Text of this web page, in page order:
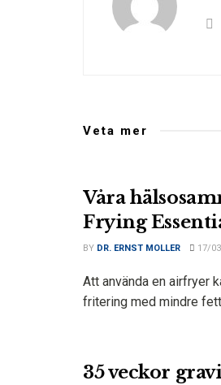
Veta mer
Våra
Frying
BY DR. ERNST MOLLER 17/
Att använda en airfryer
fritering med mindre
35 veckor